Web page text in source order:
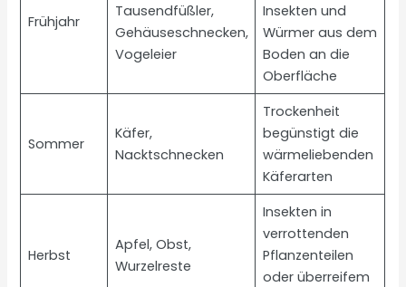
Frühjahr
Tausendfüßler,
Gehäuseschnecken,
Vogeleier
Insekten und
Würmer aus dem
Boden an die
Oberfläche
Sommer
Käfer,
Nacktschnecken
Trockenheit
begünstigt die
wärmeliebenden
Käferarten
Herbst
Apfel, Obst,
Wurzelreste
Insekten in
verrottenden
Pflanzenteilen
oder überreifem